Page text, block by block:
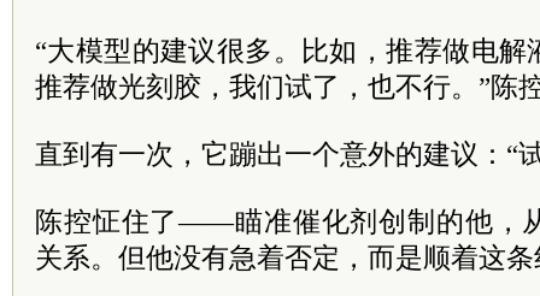
“大模型的建议很多。比如，推荐做电
推荐做光刻胶，我们试了，也不行。”陈
直到有一次，它蹦出一个意外的建议：“
陈控怔住了——瞄准催化剂创制的他，
关系。但他没有急着否定，而是顺着这